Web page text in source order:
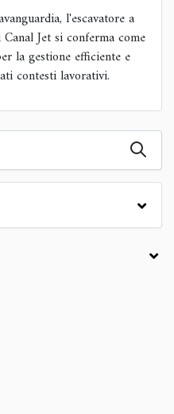
l'escavatore a
Jet si conferma come
la gestione efficiente e
contesti lavorativi.